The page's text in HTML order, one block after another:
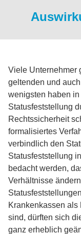
Viele Unternehmer
geltenden und
wenigsten haben
Statusfeststellung
Rechtssicherheit
formalisiertes
verbindlich den
Statusfeststellung
bedacht werden,
Verhältnisse
Krankenkassen
sind, dürften sich
ganz erheblich